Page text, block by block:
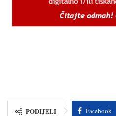
PODIJELI Facebook